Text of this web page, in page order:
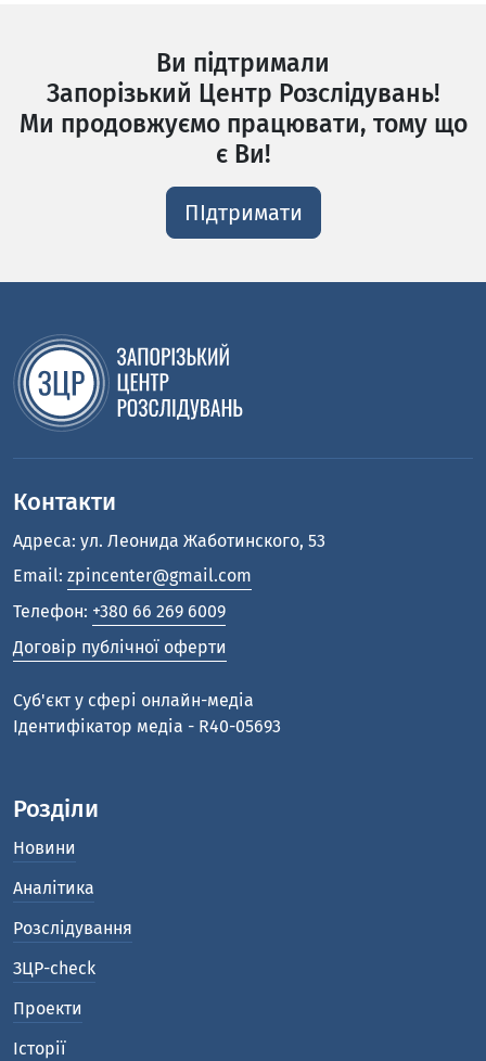
Ви підтримали
Запорізький Центр Розслідувань!
Ми продовжуємо працювати, тому що
є Ви!
ПІдтримати
Контакти
Адреса: ул. Леонида Жаботинского, 53
Email: zpincenter@gmail.com
Телефон: +380 66 269 6009
Договір публічної оферти
Cуб'єкт у сфері онлайн-медіа
Ідентифікатор медіа - R40-05693
Розділи
Новини
Аналітика
Розслідування
ЗЦР-check
Проекти
Історії